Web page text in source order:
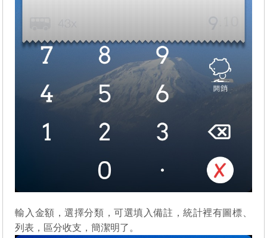
輸入金額，選擇分類，可選填入備註，統計裡有圖標、
列表，區分收支，簡潔明了。